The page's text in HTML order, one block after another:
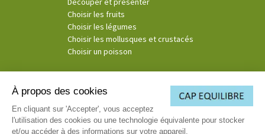
Choisir les fruits
Choisir les légumes
Choisir les mollusques et crustacés
Choisir un poisson
Ce consentement exprès s’applique à la société Cosmospace et les sociétés Telemaque, Pluton
À propos des cookies
En cliquant sur 'Accepter', vous acceptez
l'utilisation des cookies ou une technologie équivalente pour stocker
et/ou accéder à des informations sur votre appareil.